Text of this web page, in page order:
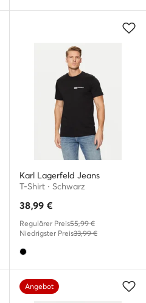
Karl Lagerfeld Jeans
T-Shirt · Schwarz
38,99 €
Regulärer Preis55,99 €
Niedrigster Preis33,99 €
Angebot